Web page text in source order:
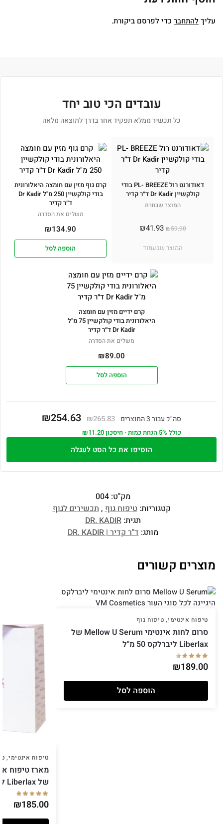
עליךלהתחבר כדי לפרסם ביקורת.
עובדים הכי טוב יחד
כל תכשיר ממלא תפקיד אחר בדרך לתוצאה מלאה
דאודורנט רול PL- BREEZE בודי
קולקשיין Dr Kadir ד״ר קדיר
המוצר שבחרת
₪59.90
₪41.93
המוצר שבעמוד
קרם גוף מזין עם חומצה היאלורונית
בודי קולקשיין 250 מ"ל Dr Kadir
ד״ר קדיר
משלים את הסדרה
₪134.90
הוספה לסל
קרם ידיים מזין עם חומצה
היאלורונית בודי קולקשיין 75 מ"ל
Dr Kadir ד״ר קדיר
משלים את הסדרה
₪89.00
הוספה לסל
סה"כ עבור 3 המוצרים ₪265.83
₪254.63
כולל 5% הנחת כמות · חיסכון ₪11.20
הוסיפו את כל הסט לעגלה
מק"ט:004
קטגוריות:טיפוח גוף ,תכשירים לגוף
תגית:DR. KADIR
מותג:ד"ר קדיר | DR. KADIR
מוצרים קשורים
טיפוח אינטימי, טיפוח גוף
סרום לחות אינטימי Mellow U Serum של
Liberlax ליברלקס 50 מ"ל
₪189.00
הוספה לסל
טיפוח אינטימי,
של Liberlax ליברלקס
₪185.00